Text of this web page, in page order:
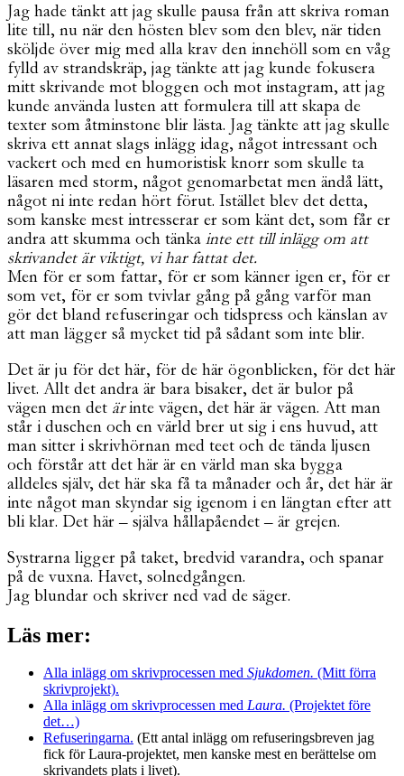
Jag hade tänkt att jag skulle pausa från att skriva roman
lite till, nu när den hösten blev som den blev, när tiden
sköljde över mig med alla krav den innehöll som en våg
fylld av strandskräp, jag tänkte att jag kunde fokusera
mitt skrivande mot bloggen och mot instagram, att jag
kunde använda lusten att formulera till att skapa de
texter som åtminstone blir lästa. Jag tänkte att jag skulle
skriva ett annat slags inlägg idag, något intressant och
vackert och med en humoristisk knorr som skulle ta
läsaren med storm, något genomarbetat men ändå lätt,
något ni inte redan hört förut. Istället blev det detta,
som kanske mest intresserar er som känt det, som får er
andra att skumma och tänka inte ett till inlägg om att
skrivandet är viktigt, vi har fattat det.
Men för er som fattar, för er som känner igen er, för er
som vet, för er som tvivlar gång på gång varför man
gör det bland refuseringar och tidspress och känslan av
att man lägger så mycket tid på sådant som inte blir.
Det är ju för det här, för de här ögonblicken, för det här
livet. Allt det andra är bara bisaker, det är bulor på
vägen men det ärinte vägen, det här är vägen. Att man
står i duschen och en värld brer ut sig i ens huvud, att
man sitter i skrivhörnan med teet och de tända ljusen
och förstår att det här är en värld man ska bygga
alldeles själv, det här ska få ta månader och år, det här är
inte något man skyndar sig igenom i en längtan efter att
bli klar. Det här – själva hållapåendet – är grejen.
Systrarna ligger på taket, bredvid varandra, och spanar
på de vuxna. Havet, solnedgången.
Jag blundar och skriver ned vad de säger.
Läs mer:
Alla inlägg om skrivprocessen med Sjukdomen. (Mitt förra
skrivprojekt).
Alla inlägg om skrivprocessen med Laura. (Projektet före
det…)
Refuseringarna. (Ett antal inlägg om refuseringsbreven jag
fick för Laura-projektet, men kanske mest en berättelse om
skrivandets plats i livet).